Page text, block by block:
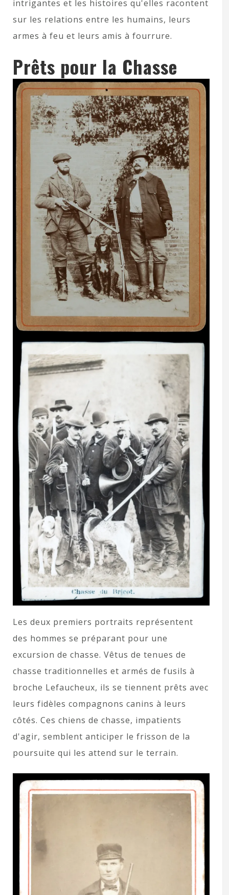
intrigantes et les histoires qu'elles racontent
sur les relations entre les humains, leurs
armes à feu et leurs amis à fourrure.
Prêts pour la Chasse
Les deux premiers portraits représentent
des hommes se préparant pour une
excursion de chasse. Vêtus de tenues de
chasse traditionnelles et armés de fusils à
broche Lefaucheux, ils se tiennent prêts avec
leurs fidèles compagnons canins à leurs
côtés. Ces chiens de chasse, impatients
d'agir, semblent anticiper le frisson de la
poursuite qui les attend sur le terrain.